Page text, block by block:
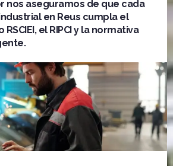
nos aseguramos de que cada
en Reus cumpla el
el RIPCI y la normativa